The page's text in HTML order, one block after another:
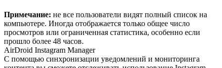
Примечание: не все пользователи видят полный список на
компьютере. Иногда отображается только общее число
просмотров или ограниченная статистика, особенно если
прошло более 48 часов.
AirDroid Instagram Manager
С помощью синхронизации уведомлений и мониторинга